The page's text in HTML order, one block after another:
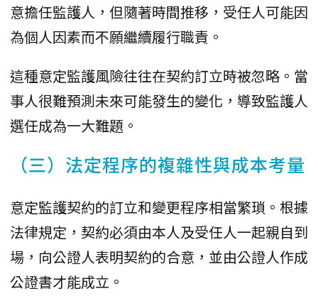
意擔任監護人，但隨著時間推移，受任人可能因
為個人因素而不願繼續履行職責。
這種意定監護風險往往在契約訂立時被忽略。當
事人很難預測未來可能發生的變化，導致監護人
選任成為一大難題。
（三）法定程序的複雜性與成本考量
意定監護契約的訂立和變更程序相當繁瑣。根據
法律規定，契約必須由本人及受任人一起親自到
場，向公證人表明契約的合意，並由公證人作成
公證書才能成立。